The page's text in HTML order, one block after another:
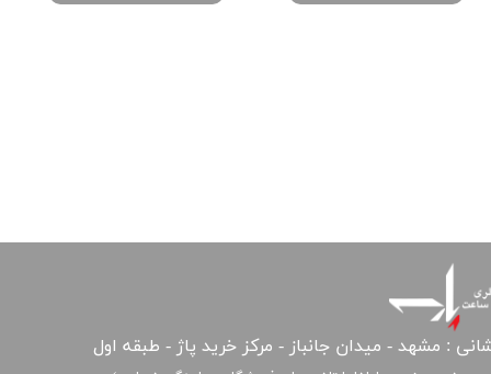
: مشهد - میدان جانباز - مرکز خرید پاژ - طبقه اول